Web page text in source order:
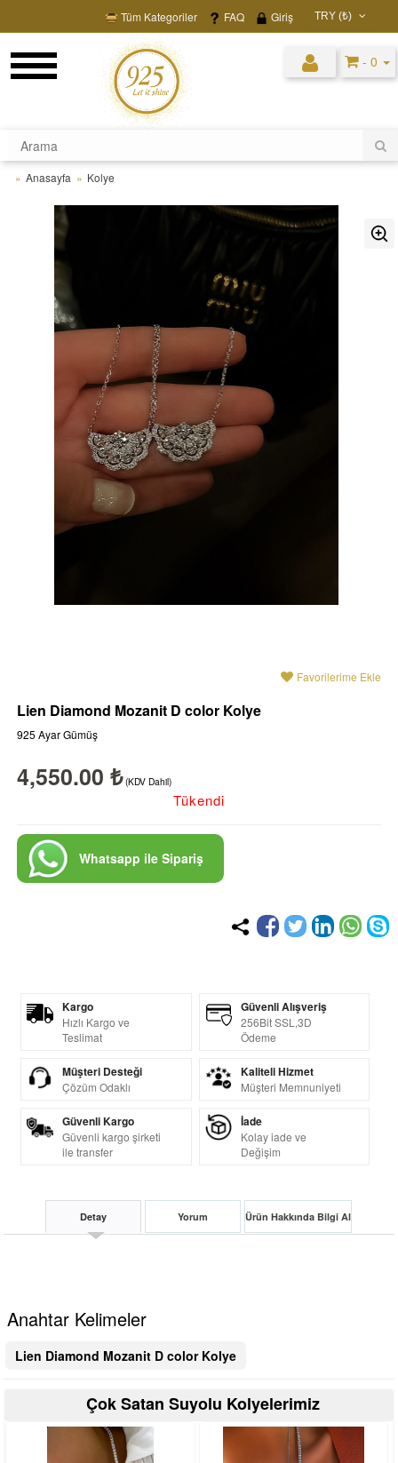
TRY (₺)
EUR (€)
Tüm Kategoriler FAQ Giriş
- 0
Anasayfa Kolye
Favorilerime Ekle
Lien Diamond Mozanit D color Kolye
925 Ayar Gümüş
4,550.00 ₺ (KDV Dahil)
Tükendi
Whatsapp ile Sipariş
Kargo
Hızlı Kargo ve
Teslimat
Güvenli Alışveriş
256Bit SSL,3D
Ödeme
Müşteri Desteği
Çözüm Odaklı
Kaliteli Hizmet
Müşteri Memnuniyeti
Güvenli Kargo
Güvenli kargo şirketi
ile transfer
İade
Kolay iade ve
Değişim
Detay Yorum Ürün Hakkında Bilgi Al
Anahtar Kelimeler
Lien Diamond Mozanit D color Kolye
Çok Satan Suyolu Kolyelerimiz